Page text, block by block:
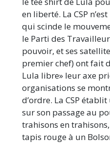
en liberté. La CSP
qui scinde le
le Parti des
pouvoir, et ses
premier chef) ont fait
Lula libre» leur axe
organisations se
d’ordre. La CSP
sur son passage au
trahisons en
tapis rouge à un